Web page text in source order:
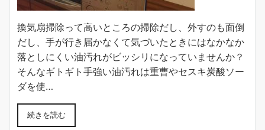
換気扇掃除って高いところの掃除だし、外すのも面倒
だし、手が行き届かなくて気づいたときにはなかなか
落としにくい油汚れがビッシリになっていませんか？
そんなギトギト手強い油汚れは重曹やセスキ炭酸ソー
ダを使…
続きを読む